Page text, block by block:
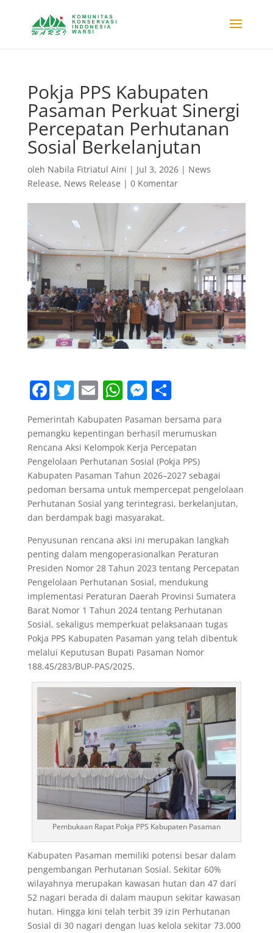
Pokja PPS Kabupaten
Pasaman Perkuat Sinergi
Percepatan Perhutanan
Sosial Berkelanjutan
oleh Nabila Fitriatul Aini | Jul 3, 2026| News
Release, News Release | 0 Komentar
F
a
c
e
b
o
o
k
T
w
itt
er
E
m
ai
l
W
h
at
s
A
p
p
M
ss
e
n
g
er
S
ar
e
Pemerintah Kabupaten Pasaman bersama para
pemangku kepentingan berhasil merumuskan
Rencana Aksi Kelompok Kerja Percepatan
Pengelolaan Perhutanan Sosial (Pokja PPS)
Kabupaten Pasaman Tahun 2026–2027 sebagai
pedoman bersama untuk mempercepat pengelolaan
Perhutanan Sosial yang terintegrasi, berkelanjutan,
dan berdampak bagi masyarakat.
Penyusunan rencana aksi ini merupakan langkah
penting dalam mengoperasionalkan Peraturan
Presiden Nomor 28 Tahun 2023 tentang Percepatan
Pengelolaan Perhutanan Sosial, mendukung
implementasi Peraturan Daerah Provinsi Sumatera
Barat Nomor 1 Tahun 2024 tentang Perhutanan
Sosial, sekaligus memperkuat pelaksanaan tugas
Pokja PPS Kabupaten Pasaman yang telah dibentuk
melalui Keputusan Bupati Pasaman Nomor
188.45/283/BUP-PAS/2025.
Pembukaan Rapat Pokja PPS Kabupaten Pasaman
Kabupaten Pasaman memiliki potensi besar dalam
pengembangan Perhutanan Sosial. Sekitar 60%
wilayahnya merupakan kawasan hutan dan 47 dari
52 nagari berada di dalam maupun sekitar kawasan
hutan. Hingga kini telah terbit 39 izin Perhutanan
Sosial di 30 nagari dengan luas kelola sekitar 73.000